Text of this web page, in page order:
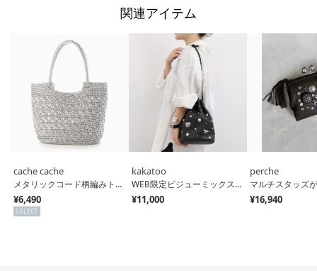
関連アイテム
cache cache
メタリックコード柄編みトートバッグ （SV）
¥6,490
SELECT
kakatoo
WEB限定ビジューミックスチャーム ドロストバッグ （BK）
¥11,000
perche
¥16,940